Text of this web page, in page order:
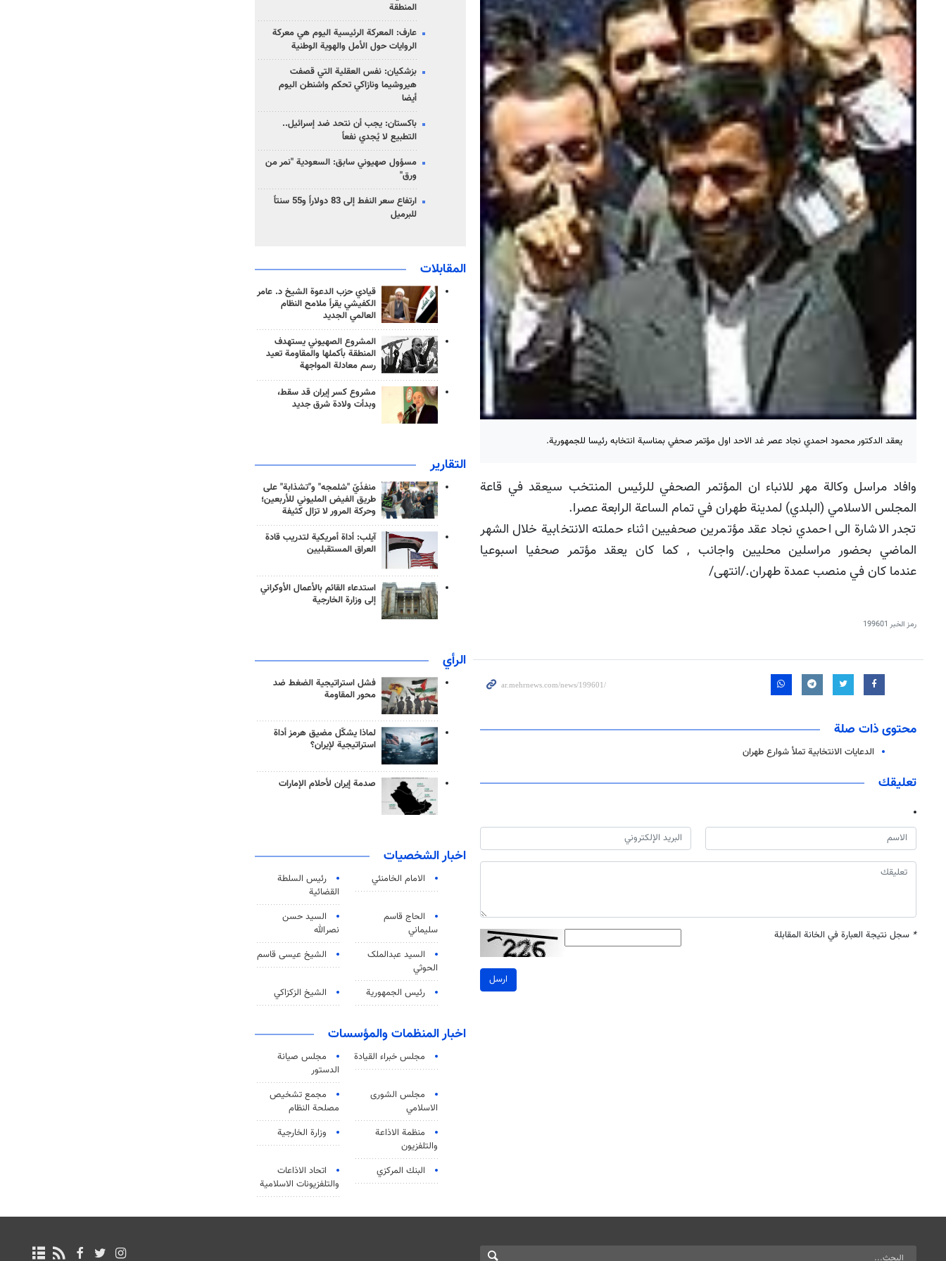
يعقد الدكتور محمود احمدي نجاد عصر غد الاحد اول مؤتمر صحفي بمناسبة انتخابه رئيسا للجمهورية.
وافاد مراسل وكالة مهر للانباء ان المؤتمر الصحفي للرئيس المنتخب سيعقد في قاعة
المجلس الاسلامي (البلدي) لمدينة طهران في تمام الساعة الرابعة عصرا.
تجدر الاشارة الى احمدي نجاد عقد مؤتمرين صحفيين اثناء حملته الانتخابية خلال الشهر
الماضي بحضور مراسلين محليين واجانب , كما كان يعقد مؤتمر صحفيا اسبوعيا
عندما كان في منصب عمدة طهران./انتهى/
رمز الخبر 199601
محتوى ذات صلة
الدعايات الانتخابية تملأ شوارع طهران
تعليقك
* سجل نتيجة العبارة في الخانة المقابلة
ارسل
المنطقة
عارف: المعركة الرئيسية اليوم هي معركة
الروايات حول الأمل والهوية الوطنية
بزشكيان: نفس العقلية التي قصفت
هيروشيما ونازاكي تحكم واشنطن اليوم
أيضا
باكستان: يجب أن نتحد ضد إسرائيل..
التطبيع لا يُجدي نفعاً
مسؤول صهيوني سابق: السعودية "نمر من
ورق"
ارتفاع سعر النفط إلى 83 دولاراً و55 سنتاً
للبرميل
المقابلات
قيادي حزب الدعوة الشيخ د. عامر
الكفيشي يقرأ ملامح النظام
العالمي الجديد
المشروع الصهيوني يستهدف
المنطقة بأكملها والمقاومة تعيد
رسم معادلة المواجهة
مشروع كسر إيران قد سقط،
وبدأت ولادة شرق جديد
التقارير
منفذَيّ "شلمجه" و"تشذابة" على
طريق الفيض المليوني للأربعين؛
وحركة المرور لا تزال كثيفة
آيلب: أداة أمريكية لتدريب قادة
العراق المستقبليين
استدعاء القائم بالأعمال الأوكراني
إلى وزارة الخارجية
الرأي
فشل استراتيجية الضغط ضد
محور المقاومة
لماذا يشكّل مضيق هرمز أداة
استراتيجية لإيران؟
صدمة إيران لأحلام الإمارات
اخبار الشخصيات
الامام الخامنئي
رئیس السلطة
القضائیة
الحاج قاسم
سليماني
السيد حسن
نصرالله
السید عبدالملک
الحوثي
الشيخ عيسى قاسم
رئيس الجمهورية الشيخ الزكزاكي
اخبار المنظمات والمؤسسات
مجلس خبراء القيادة
مجلس صيانة
الدستور
مجلس الشورى
الاسلامي
مجمع تشخيص
مصلحة النظام
منظمة الاذاعة
والتلفزیون
وزارة الخارجية
البنك المركزي
اتحاد الاذاعات
والتلفزيونات الاسلامية